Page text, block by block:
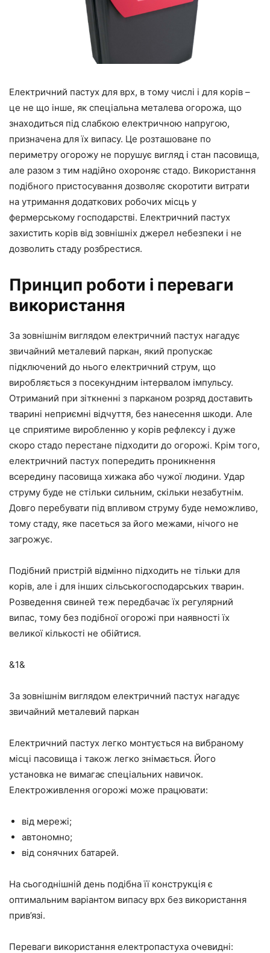
Електричний пастух для врх, в тому числі і для корів –
це не що інше, як спеціальна металева огорожа, що
знаходиться під слабкою електричною напругою,
призначена для їх випасу. Це розташоване по
периметру огорожу не порушує вигляд і стан пасовища,
але разом з тим надійно охороняє стадо. Використання
подібного пристосування дозволяє скоротити витрати
на утримання додаткових робочих місць у
фермерському господарстві. Електричний пастух
захистить корів від зовнішніх джерел небезпеки і не
дозволить стаду розбрестися.
Принцип роботи і переваги
використання
За зовнішнім виглядом електричний пастух нагадує
звичайний металевий паркан, який пропускає
підключений до нього електричний струм, що
виробляється з посекундним інтервалом імпульсу.
Отриманий при зіткненні з парканом розряд доставить
тварині неприємні відчуття, без нанесення шкоди. Але
це сприятиме виробленню у корів рефлексу і дуже
скоро стадо перестане підходити до огорожі. Крім того,
електричний пастух попередить проникнення
всередину пасовища хижака або чужої людини. Удар
струму буде не стільки сильним, скільки незабутнім.
Довго перебувати під впливом струму буде неможливо,
тому стаду, яке пасеться за його межами, нічого не
загрожує.
Подібний пристрій відмінно підходить не тільки для
корів, але і для інших сільськогосподарських тварин.
Розведення свиней теж передбачає їх регулярний
випас, тому без подібної огорожі при наявності їх
великої кількості не обійтися.
&1&
За зовнішнім виглядом електричний пастух нагадує
звичайний металевий паркан
Електричний пастух легко монтується на вибраному
місці пасовища і також легко знімається. Його
установка не вимагає спеціальних навичок.
Електроживлення огорожі може працювати:
від мережі;
автономно;
від сонячних батарей.
На сьогоднішній день подібна її конструкція є
оптимальним варіантом випасу врх без використання
прив’язі.
Переваги використання електропастуха очевидні: